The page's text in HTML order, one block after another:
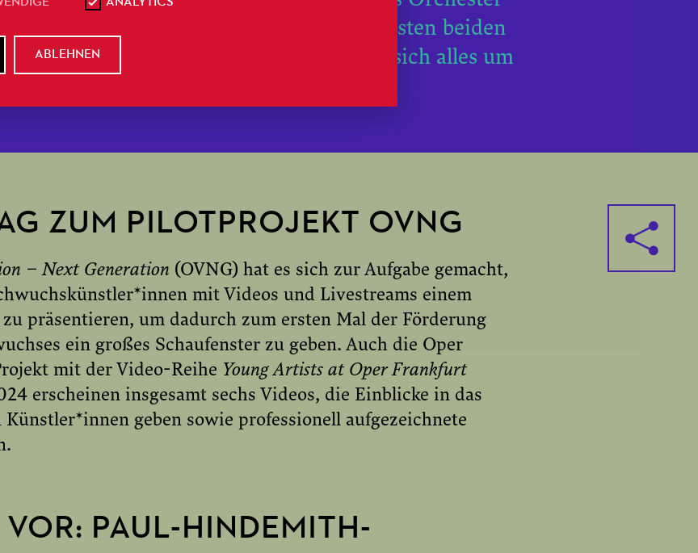
und Museumsorchester? In den ersten beiden
»Young Artists at Oper Frankfurt« dreht sich alles um
ZUM PILOTPROJEKT OVNG
– Next Generation (OVNG) hat es sich zur Aufgabe gemacht,
mit Videos und Livestreams einem
präsentieren, um dadurch zum ersten Mal der Förderung
ein großes Schaufenster zu geben. Auch die Oper
mit der Video-Reihe Young Artists at Oper Frankfurt
erscheinen insgesamt sechs Videos, die Einblicke in das
geben sowie professionell aufgezeichnete
PAUL-HINDEMITH-
ABLEHNEN